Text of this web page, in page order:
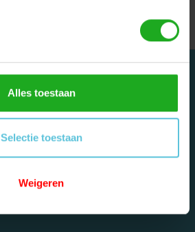
Alles toestaan
Selectie toestaan
Weigeren